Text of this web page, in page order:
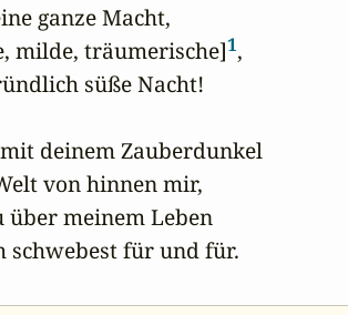
ganze Macht,
milde, träumerische]1,
süße Nacht!
deinem Zauberdunkel
von hinnen mir,
über meinem Leben
schwebest für und für.